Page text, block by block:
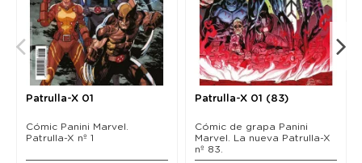
Patrulla-X 01
Cómic Panini Marvel.
Patrulla-X nº 1
Patrulla-X 01 (83)
Cómic de grapa Panini
Marvel. La nueva Patrulla-X
nº 83.